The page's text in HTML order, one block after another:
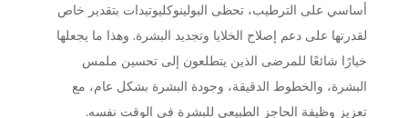
أساسي على الترطيب، تحظى البولينوكليوتيدات بتقدير خاص
لقدرتها على دعم إصلاح الخلايا وتجديد البشرة. وهذا ما يجعلها
خيارًا شائعًا للمرضى الذين يتطلعون إلى تحسين ملمس
البشرة، والخطوط الدقيقة، وجودة البشرة بشكل عام، مع
تعزيز وظيفة الحاجز الطبيعي للبشرة في الوقت نفسه.